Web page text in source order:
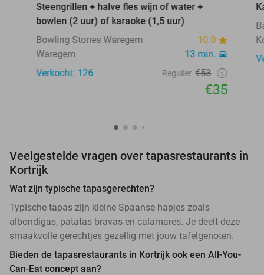
Steengrillen + halve fles wijn of water +
bowlen (2 uur) of karaoke (1,5 uur)
Bowling Stones Waregem
10.0
Waregem
13 min.
Verkocht: 126
Regulier €53
€35
Veelgestelde vragen over tapasrestaurants in
Kortrijk
Wat zijn typische tapasgerechten?
Typische tapas zijn kleine Spaanse hapjes zoals
albondigas, patatas bravas en calamares. Je deelt deze
smaakvolle gerechtjes gezellig met jouw tafelgenoten.
Bieden de tapasrestaurants in Kortrijk ook een All-You-
Can-Eat concept aan?